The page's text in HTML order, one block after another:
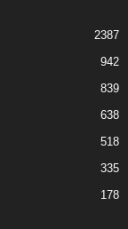
2387
942
839
638
518
335
178